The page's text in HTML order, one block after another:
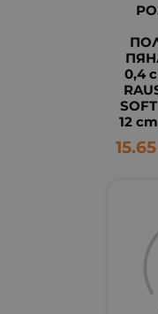
0,4
12
15.65